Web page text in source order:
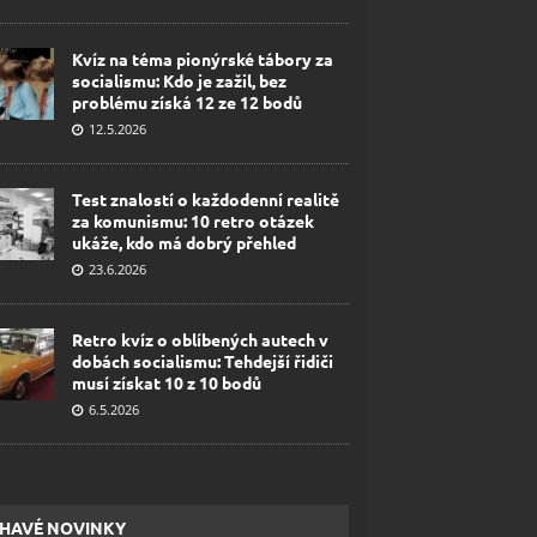
Kvíz na téma pionýrské tábory za
socialismu: Kdo je zažil, bez
problému získá 12 ze 12 bodů
12.5.2026
Test znalostí o každodenní realitě
za komunismu: 10 retro otázek
ukáže, kdo má dobrý přehled
23.6.2026
Retro kvíz o oblíbených autech v
dobách socialismu: Tehdejší řidiči
musí získat 10 z 10 bodů
6.5.2026
NOVINKY